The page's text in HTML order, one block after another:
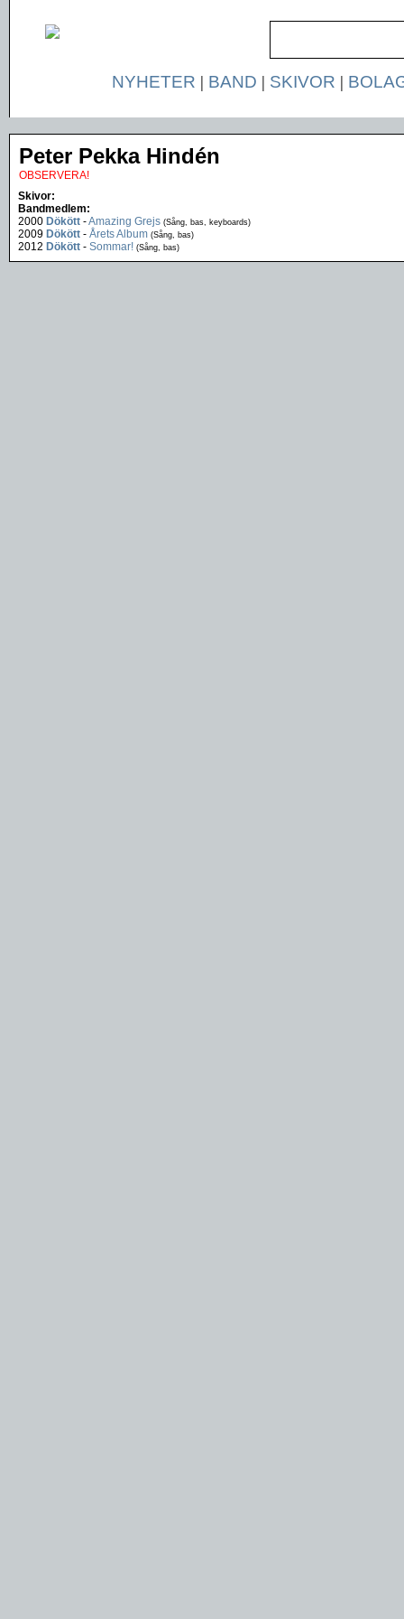
NYHETER | BAND | SKIVOR |
Peter Pekka Hindén
OBSERVERA!
Skivor:
Bandmedlem:
2000 Dökött -Amazing Grejs (Sång, bas, keyboards)
2009 Dökött - Årets Album (Sång, bas)
2012 Dökött - Sommar! (Sång, bas)